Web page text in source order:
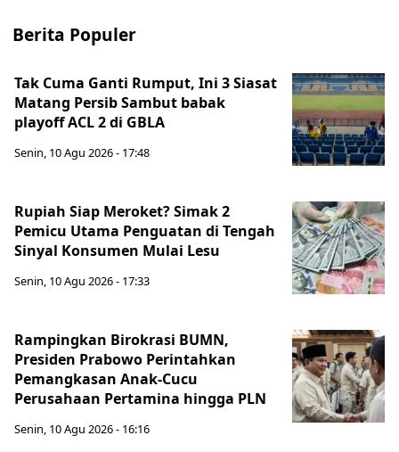
Berita Populer
Tak Cuma Ganti Rumput, Ini 3 Siasat
Matang Persib Sambut babak
playoff ACL 2 di GBLA
Senin, 10 Agu 2026 - 17:48
Rupiah Siap Meroket? Simak 2
Pemicu Utama Penguatan di Tengah
Sinyal Konsumen Mulai Lesu
Senin, 10 Agu 2026 - 17:33
Rampingkan Birokrasi BUMN,
Presiden Prabowo Perintahkan
Pemangkasan Anak-Cucu
Perusahaan Pertamina hingga PLN
Senin, 10 Agu 2026 - 16:16